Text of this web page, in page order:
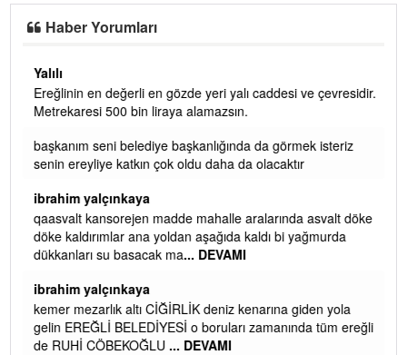
Haber Yorumları
Yalılı
Ereğlinin en değerli en gözde yeri yalı caddesi ve çevresidir.
Metrekaresi 500 bin liraya alamazsın.
başkanım seni belediye başkanlığında da görmek isteriz
senin ereyliye katkın çok oldu daha da olacaktır
ibrahim yalçınkaya
qaasvalt kansorejen madde mahalle aralarında asvalt döke
döke kaldırımlar ana yoldan aşağıda kaldı bi yağmurda
dükkanları su basacak ma... DEVAMI
ibrahim yalçınkaya
kemer mezarlık altı CİĞİRLİK deniz kenarına giden yola
gelin EREĞLİ BELEDİYESİ o boruları zamanında tüm ereğli
de RUHİ CÖBEKOĞLU ... DEVAMI